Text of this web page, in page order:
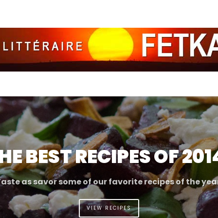
BEST RECIPES OF
as savor some of our favorite recipes of the
VIEW RECIPES